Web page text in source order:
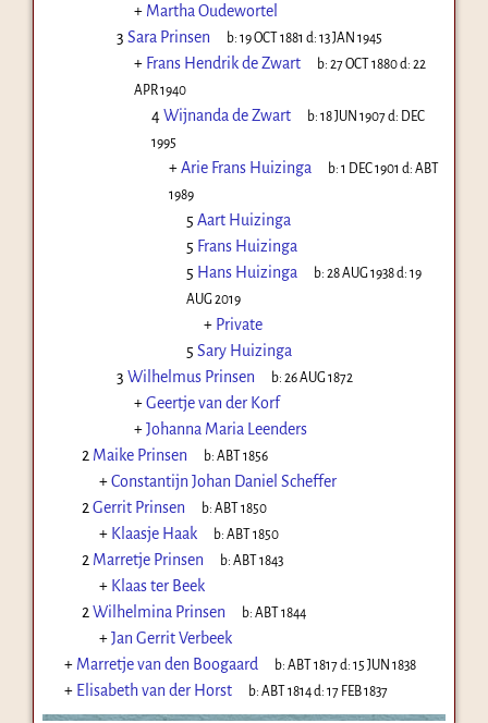
+ Martha Oudewortel
3 Sara Prinsen b:19 OCT 1881 d:13 JAN 1945
+ Frans Hendrik de Zwart b:27 OCT 1880d:22
APR 1940
4Wijnanda de Zwart b:18 JUN 1907d: DEC
1995
+Arie Frans Huizinga b:1 DEC 1901 d:ABT
1989
5 Aart Huizinga
5 Frans Huizinga
5 Hans Huizinga b:28 AUG 1938d:19
AUG 2019
+ Private
5 Sary Huizinga
3 Wilhelmus Prinsen b:26 AUG 1872
+Geertje van der Korf
+Johanna Maria Leenders
2 Maike Prinsen b:ABT 1856
+Constantijn Johan Daniel Scheffer
2 Gerrit Prinsen b:ABT 1850
+ Klaasje Haak b:ABT 1850
2 Marretje Prinsen b:ABT 1843
+ Klaas ter Beek
2 Wilhelmina Prinsen b:ABT 1844
+Jan Gerrit Verbeek
+ Marretje van den Boogaard b:ABT 1817d:15 JUN 1838
+ Elisabeth van der Horst b:ABT 1814d:17 FEB 1837